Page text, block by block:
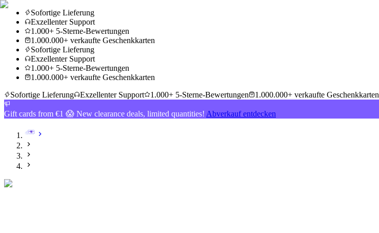
Sofortige Lieferung
Exzellenter Support
1.000+ 5-Sterne-Bewertungen
1.000.000+ verkaufte Geschenkkarten
Sofortige Lieferung
Exzellenter Support
1.000+ 5-Sterne-Bewertungen
1.000.000+ verkaufte Geschenkkarten
Sofortige Lieferung
Exzellenter Support 1.000+ 5-Sterne-Bewertungen 1.000.000+ verkaufte Geschenkkarten
Gift cards from €1 😱 New clearance deals, limited quantities! Abverkauf entdecken